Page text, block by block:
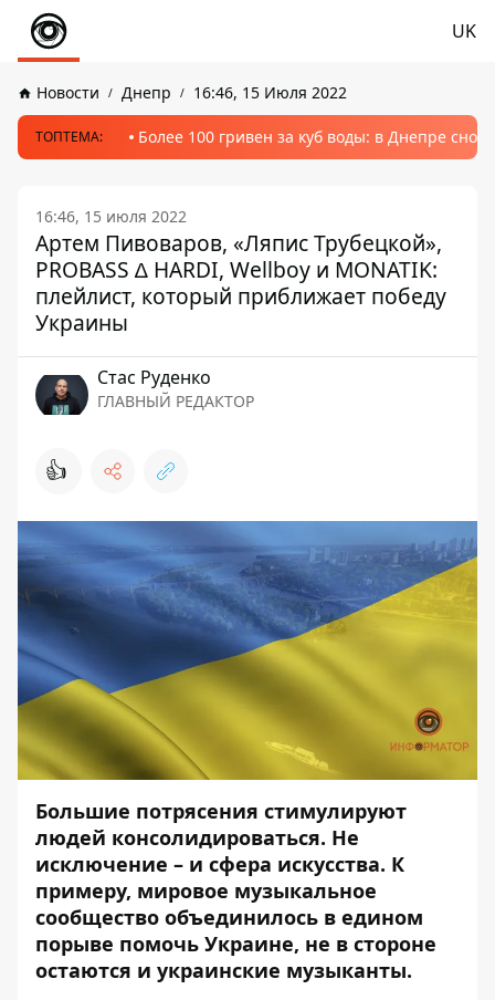
UK
Новости Днепр 16:46, 15 Июля 2022
ТОПТЕМА: Более 100 гривен за куб воды: в Днепре
16:46, 15 июля 2022
Артем Пивоваров, «Ляпис Трубецкой»,
PROBASS ∆ HARDI, Wellboy и MONATIK:
плейлист, который приближает победу
Украины
Стаc Руденко
ГЛАВНЫЙ РЕДАКТОР
👍
Большие потрясения стимулируют
людей консолидироваться. Не
исключение – и сфера искусства. К
примеру, мировое музыкальное
сообщество объединилось в едином
порыве помочь Украине, не в стороне
остаются и украинские музыканты.